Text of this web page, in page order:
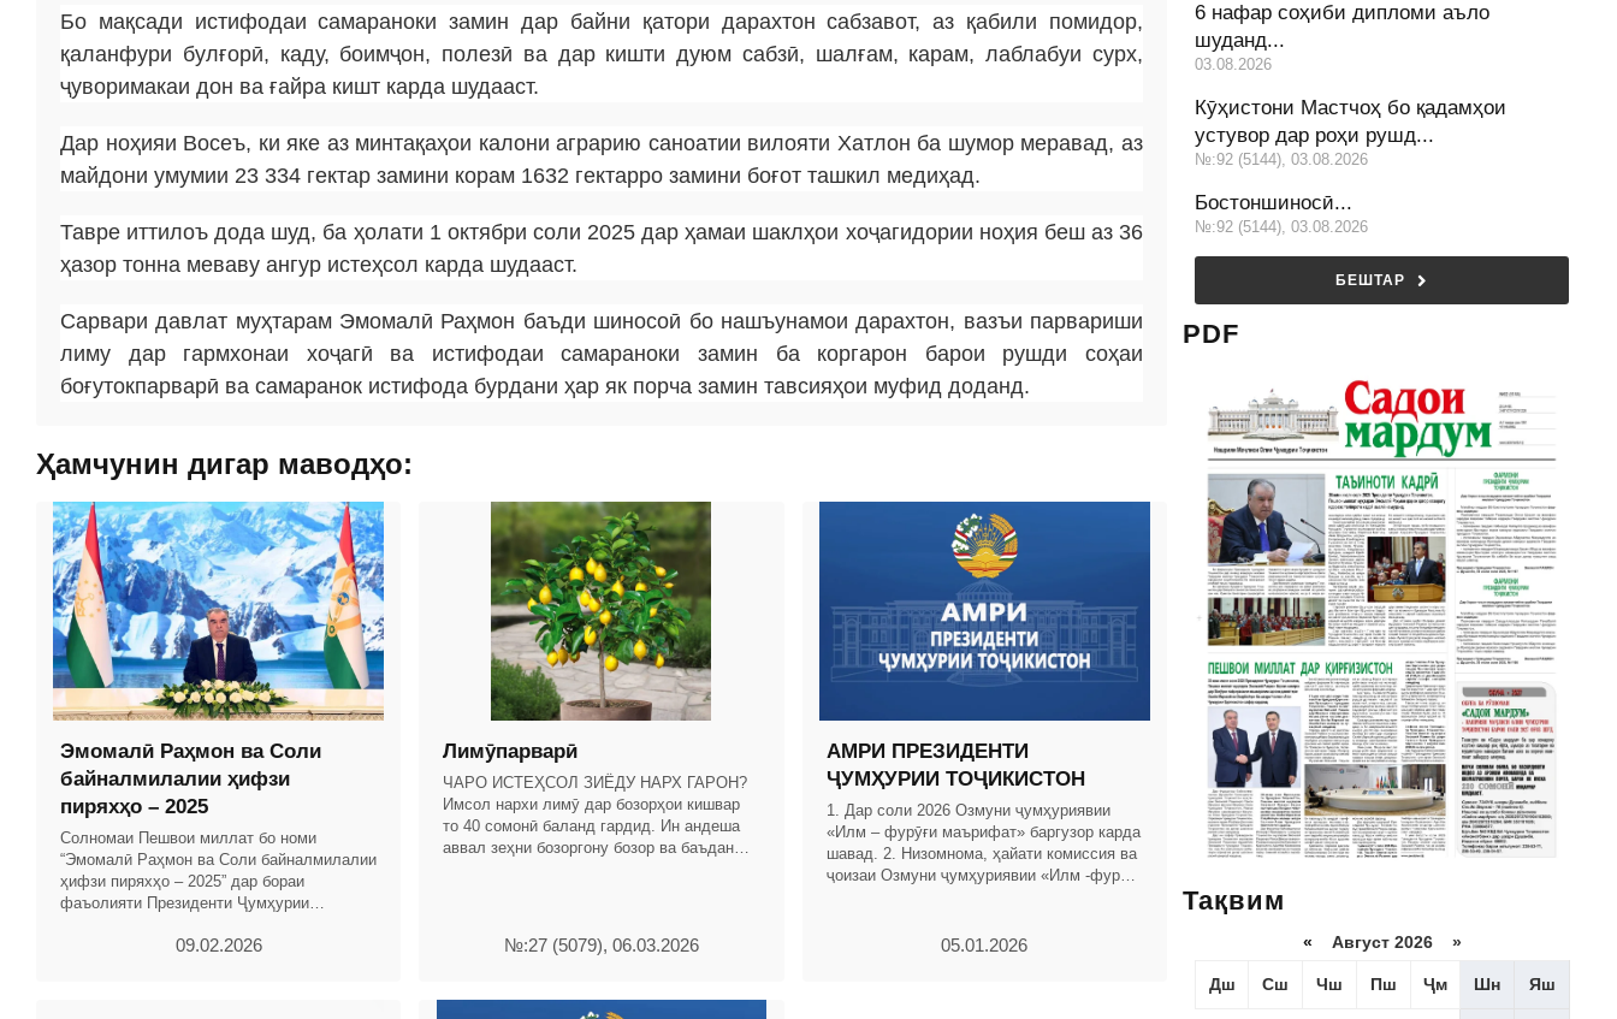
Бо мақсади истифодаи самараноки замин дар байни қатори дарахтон сабзавот, аз қабили помидор,
қаланфури булғорӣ, каду, боимҷон, полезӣ ва дар кишти дуюм сабзӣ, шалғам, карам, лаблабуи сурх,
ҷуворимакаи дон ва ғайра кишт карда шудааст.
Дар ноҳияи Восеъ, ки яке аз минтақаҳои калони аграрию саноатии вилояти Хатлон ба шумор меравад, аз
майдони умумии 23 334 гектар замини корам 1632 гектарро замини боғот ташкил медиҳад.
Тавре иттилоъ дода шуд, ба ҳолати 1 октябри соли 2025 дар ҳамаи шаклҳои хоҷагидории ноҳия беш аз 36
ҳазор тонна меваву ангур истеҳсол карда шудааст.
Сарвари давлат муҳтарам Эмомалӣ Раҳмон баъди шиносоӣ бо нашъунамои дарахтон, вазъи парвариши
лиму дар гармхонаи хоҷагӣ ва истифодаи самараноки замин ба коргарон барои рушди соҳаи
боғутокпарварӣ ва самаранок истифода бурдани ҳар як порча замин тавсияҳои муфид доданд.
Ҳамчунин дигар маводҳо:
Эмомалӣ Раҳмон ва Соли
байналмилалии ҳифзи
пиряхҳо – 2025
Солномаи Пешвои миллат бо номи
“Эмомалӣ Раҳмон ва Соли байналмилалии
ҳифзи пиряхҳо – 2025” дар бораи
фаъолияти Президенти Ҷумҳурии
таҳлили рушди иқтисоди миллӣ омода
09.02.2026
Лимӯпарварӣ
ЧАРО ИСТЕҲСОЛ ЗИЁДУ НАРХ ГАРОН?
Имсол нархи лимӯ дар бозорҳои кишвар
то 40 сомонӣ баланд гардид. Ин андеша
аввал зеҳни бозоргону бозор ва баъдан
№:27 (5079), 06.03.2026
АМРИ ПРЕЗИДЕНТИ
ҶУМҲУРИИ ТОҶИКИСТОН
1. Дар соли 2026 Озмуни ҷумҳуриявии
«Илм – фурӯғи маърифат» баргузор карда
шавад. 2. Низомнома, ҳайати комиссия ва
ҷоизаи Озмуни ҷумҳуриявии «Илм -фурӯғи
05.01.2026
6 нафар соҳиби дипломи аъло
шуданд...
03.08.2026
Кӯҳистони Мастчоҳ бо қадамҳои
устувор дар роҳи рушд...
№:92 (5144), 03.08.2026
Бостоншиносӣ...
№:92 (5144), 03.08.2026
БЕШТАР
PDF
Тақвим
« Август 2026 »
Дш Сш Чш Пш Ҷм Шн Яш